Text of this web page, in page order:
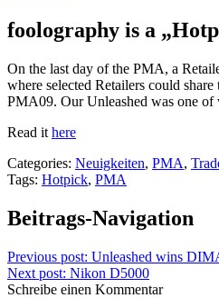
foolography is a
On the last day of the PMA, a
where selected Retailers could
PMA09. Our Unleashed was one
Read it here
Categories: Neuigkeiten, PMA,
Tags: Hotpick, PMA
Beitrags-Navigation
Previous post: Unleashed wins
Next post: Nikon D5000
Schreibe einen Kommentar